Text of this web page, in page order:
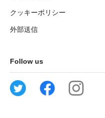
クッキーポリシー
外部送信
Follow us